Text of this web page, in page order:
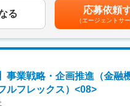
が丘駅(北海道)、千歳町駅(北海道)、
駅、峰駅、上野駅、堀切駅、荒川二丁
高島町駅、電鉄富山駅・エスタ前駅
福井城址大名町駅、新那加駅、瀬戸
ＪＲ俊徳道駅、花隈駅、尾道駅、高
町駅(長崎県)、浦上駅前駅、佐世保駅
運用ルールの設計・改善推進
割分担、メンバーの育成・評価時の情
へのレポーティングおよび意思決定の
トフォーム「FOLIO」を中心とした証
端のプロダクト運営に関わります。
給与補足＞スキル・経験・能力に応じ
でも目安の金額であり、選考を通じて
。月給(月額)は固定手当を含めた表記
る 応募依頼
（エージェントサ
事業戦略・企画推進（金融
ルフレックス）<08>